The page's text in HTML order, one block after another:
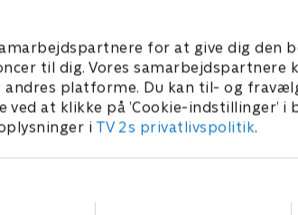
for at give dig den
til dig. Vores samarbejdspartnere
platforme. Du kan til- og
at klikke på ’Cookie-indstillinger’ i
i TV 2s privatlivspolitik.